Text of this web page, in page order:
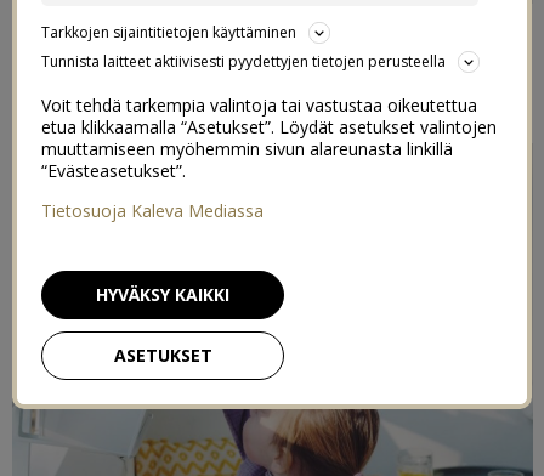
Postaus on toteutettu kaupallisessa yhteistyössä
RUSTA
kanssa
Tarkkojen sijaintitietojen käyttäminen
Tunnista laitteet aktiivisesti pyydettyjen tietojen perusteella
Voit tehdä tarkempia valintoja tai vastustaa oikeutettua
etua klikkaamalla “Asetukset”. Löydät asetukset valintojen
muuttamiseen myöhemmin sivun alareunasta linkillä
“Evästeasetukset”.
Tietosuoja Kaleva Mediassa
ASETUKSET
HYVÄKSY KAIKKI